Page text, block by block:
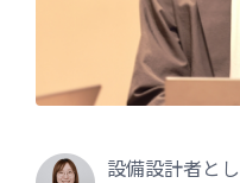
設備設計者と